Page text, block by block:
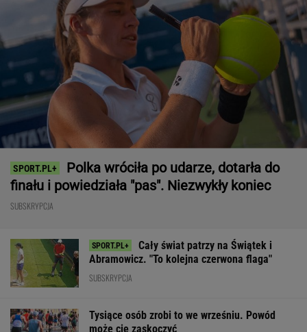
Polka wróciła po udarze, dotarła do
finału i powiedziała "pas". Niezwykły koniec
SUBSKRYPCJA
Cały świat patrzy na Świątek i
Abramowicz. "To kolejna czerwona flaga"
SUBSKRYPCJA
Tysiące osób zrobi to we wrześniu. Powód
może cię zaskoczyć